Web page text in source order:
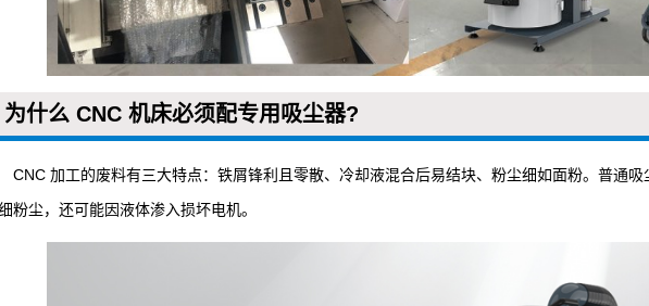
为什么 CNC 机床必须配专用吸尘器?
CNC 加工的废料有三大特点：铁屑锋利且零散、冷却液混合后易结块、粉尘细如面粉。普通
粉尘，还可能因液体渗入损坏电机。